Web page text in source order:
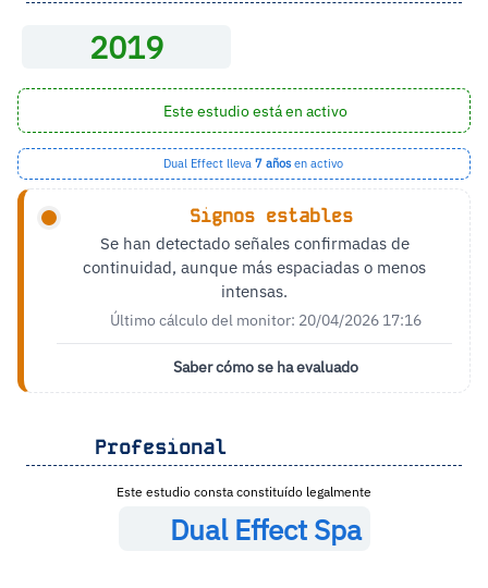
2019
Este estudio está en activo
Dual Effect lleva 7 años en activo
Signos estables
Se han detectado señales confirmadas de
continuidad, aunque más espaciadas o menos
intensas.
Último cálculo del monitor: 20/04/2026 17:16
Saber cómo se ha evaluado
Profesional
Este estudio consta constituído legalmente
Dual Effect Spa